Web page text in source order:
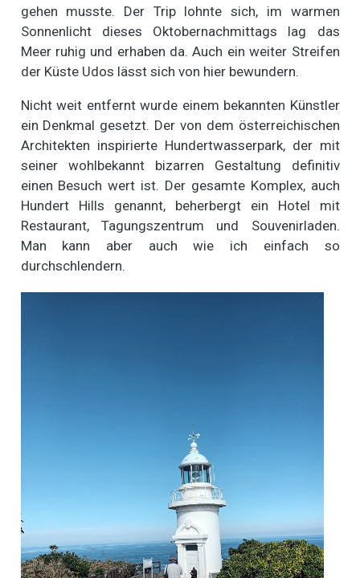
gehen musste. Der Trip lohnte sich, im warmen
Sonnenlicht dieses Oktobernachmittags lag das
Meer ruhig und erhaben da. Auch ein weiter Streifen
der Küste Udos lässt sich von hier bewundern.
Nicht weit entfernt wurde einem bekannten Künstler
ein Denkmal gesetzt. Der von dem österreichischen
Architekten inspirierte Hundertwasserpark, der mit
seiner wohlbekannt bizarren Gestaltung definitiv
einen Besuch wert ist. Der gesamte Komplex, auch
Hundert Hills genannt, beherbergt ein Hotel mit
Restaurant, Tagungszentrum und Souvenirladen.
Man kann aber auch wie ich einfach so
durchschlendern.